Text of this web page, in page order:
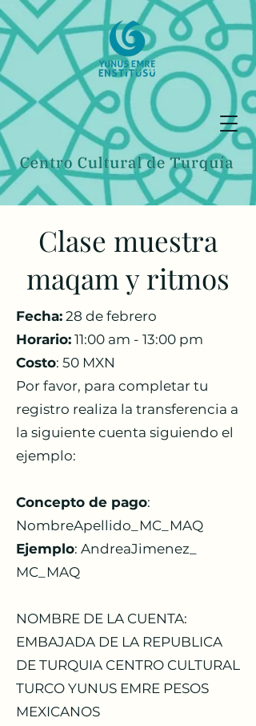
Clase muestra
maqam y ritmos
Fecha: 28 de febrero
Horario: 11:00 am - 13:00 pm
Costo: 50 MXN
Por favor, para completar tu
registro realiza la transferencia a
la siguiente cuenta siguiendo el
ejemplo:
Concepto de pago:
NombreApellido_MC_MAQ
Ejemplo: AndreaJimenez_
MC_MAQ
NOMBRE DE LA CUENTA:
EMBAJADA DE LA REPUBLICA
DE TURQUIA CENTRO CULTURAL
TURCO YUNUS EMRE PESOS
MEXICANOS